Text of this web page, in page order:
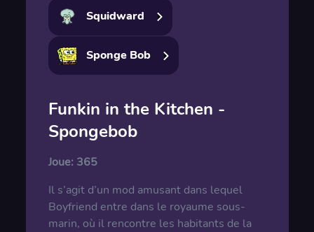
Squidward
Sponge Bob
Funkin in the Kitchen -
Spongebob
Joue: 365
Il s’agit d’un mod amusant dans lequel
Boyfriend entre dans le royaume sous-
marin, où il rencontre les habitants de la